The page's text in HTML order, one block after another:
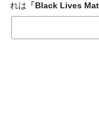
れは 「Black Lives
また、投稿では作品と
れた。
彼らの問題ではな
有色人種は、制度